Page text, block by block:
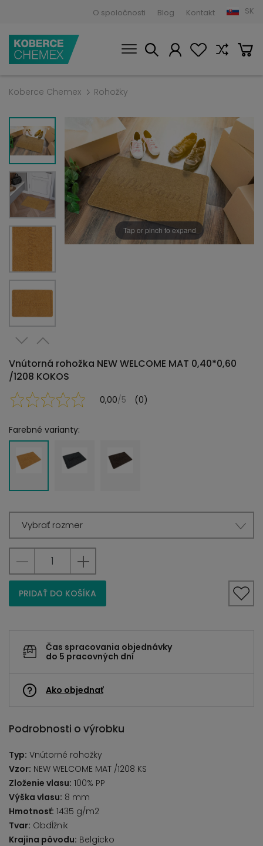
O spoločnosti Blog Kontakt SK
Koberce Chemex Rohožky
Tap or pinch to expand
Vnútorná rohožka NEW WELCOME MAT 0,40*0,60
/1208 KOKOS
0,00/5 (0)
Farebné varianty:
Vybrať rozmer
PRIDAŤ DO KOŠÍKA
Čas spracovania objednávky
do 5 pracovných dní
Ako objednať
Podrobnosti o výrobku
Typ: Vnútorné rohožky
Vzor: NEW WELCOME MAT /1208 KS
Zloženie vlasu: 100% PP
Výška vlasu: 8 mm
Hmotnosť: 1435 g/m2
Tvar: Obdĺžnik
Krajina pôvodu: Belgicko